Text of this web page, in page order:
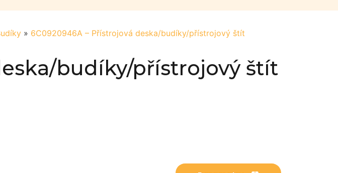
» 6C0920946A – Přístrojová deska/budíky/přístrojový štít
budíky/přístrojový štít